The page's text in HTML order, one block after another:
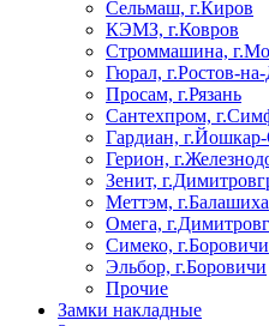
Сельмаш, г.Киров
КЭМЗ, г.Ковров
Строммашина,
Гюрал, г.Ростов-
Просам, г.Рязань
Сантехпром,
Гардиан,
Герион,
Зенит,
Меттэм, г.Балашиха
Омега,
Симеко, г.Боровичи
Эльбор, г.Боровичи
Прочие
Замки накладные